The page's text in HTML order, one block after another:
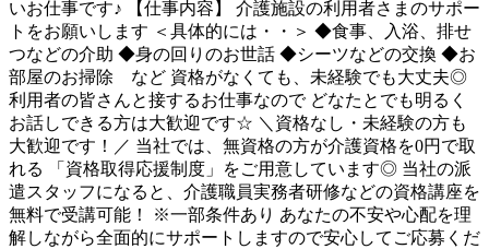
いお仕事です♪ 【仕事内容】 介護施設の利用者さまのサポー
トをお願いします ＜具体的には・・＞ ◆食事、入浴、排せ
つなどの介助 ◆身の回りのお世話 ◆シーツなどの交換 ◆お
部屋のお掃除 など 資格がなくても、未経験でも大丈夫◎
利用者の皆さんと接するお仕事なので どなたとでも明るく
お話しできる方は大歓迎です☆ ＼資格なし・未経験の方も
大歓迎です！／ 当社では、無資格の方が介護資格を0円で取
れる 「資格取得応援制度」をご用意しています◎ 当社の派
遣スタッフになると、介護職員実務者研修などの資格講座を
無料で受講可能！ ※一部条件あり あなたの不安や心配を理
解しながら全面的にサポートしますので安心してご応募くだ